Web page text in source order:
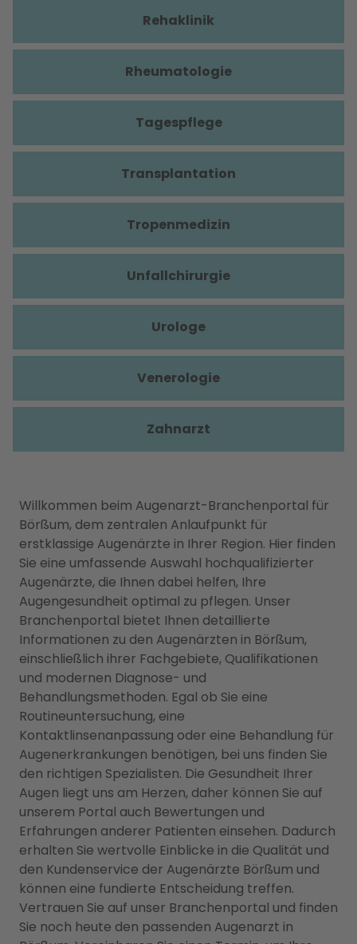
Willkommen beim Augenarzt-Branchenportal für
Börßum, dem zentralen Anlaufpunkt für
erstklassige Augenärzte in Ihrer Region. Hier finden
Sie eine umfassende Auswahl hochqualifizierter
Augenärzte, die Ihnen dabei helfen, Ihre
Augengesundheit optimal zu pflegen. Unser
Branchenportal bietet Ihnen detaillierte
Informationen zu den Augenärzten in Börßum,
einschließlich ihrer Fachgebiete, Qualifikationen
und modernen Diagnose- und
Behandlungsmethoden. Egal ob Sie eine
Routineuntersuchung, eine
Kontaktlinsenanpassung oder eine Behandlung für
Augenerkrankungen benötigen, bei uns finden Sie
den richtigen Spezialisten. Die Gesundheit Ihrer
Augen liegt uns am Herzen, daher können Sie auf
unserem Portal auch Bewertungen und
Erfahrungen anderer Patienten einsehen. Dadurch
erhalten Sie wertvolle Einblicke in die Qualität und
den Kundenservice der Augenärzte Börßum und
können eine fundierte Entscheidung treffen.
Vertrauen Sie auf unser Branchenportal und finden
Sie noch heute den passenden Augenarzt in
Rehaklinik
Rheumatologie
Tagespflege
Transplantation
Tropenmedizin
Unfallchirurgie
Urologe
Venerologie
Zahnarzt